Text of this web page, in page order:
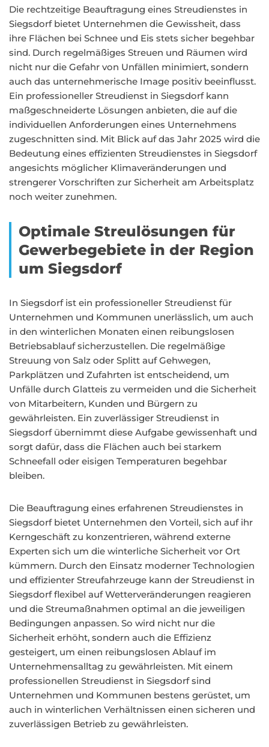
Die rechtzeitige Beauftragung eines Streudienstes in
Siegsdorf bietet Unternehmen die Gewissheit, dass
ihre Flächen bei Schnee und Eis stets sicher begehbar
sind. Durch regelmäßiges Streuen und Räumen wird
nicht nur die Gefahr von Unfällen minimiert, sondern
auch das unternehmerische Image positiv beeinflusst.
Ein professioneller Streudienst in Siegsdorf kann
maßgeschneiderte Lösungen anbieten, die auf die
individuellen Anforderungen eines Unternehmens
zugeschnitten sind. Mit Blick auf das Jahr 2025 wird die
Bedeutung eines effizienten Streudienstes in Siegsdorf
angesichts möglicher Klimaveränderungen und
strengerer Vorschriften zur Sicherheit am Arbeitsplatz
noch weiter zunehmen.
Optimale Streulösungen für
Gewerbegebiete in der Region
um Siegsdorf
In Siegsdorf ist ein professioneller Streudienst für
Unternehmen und Kommunen unerlässlich, um auch
in den winterlichen Monaten einen reibungslosen
Betriebsablauf sicherzustellen. Die regelmäßige
Streuung von Salz oder Splitt auf Gehwegen,
Parkplätzen und Zufahrten ist entscheidend, um
Unfälle durch Glatteis zu vermeiden und die Sicherheit
von Mitarbeitern, Kunden und Bürgern zu
gewährleisten. Ein zuverlässiger Streudienst in
Siegsdorf übernimmt diese Aufgabe gewissenhaft und
sorgt dafür, dass die Flächen auch bei starkem
Schneefall oder eisigen Temperaturen begehbar
bleiben.
Die Beauftragung eines erfahrenen Streudienstes in
Siegsdorf bietet Unternehmen den Vorteil, sich auf ihr
Kerngeschäft zu konzentrieren, während externe
Experten sich um die winterliche Sicherheit vor Ort
kümmern. Durch den Einsatz moderner Technologien
und effizienter Streufahrzeuge kann der Streudienst in
Siegsdorf flexibel auf Wetterveränderungen reagieren
und die Streumaßnahmen optimal an die jeweiligen
Bedingungen anpassen. So wird nicht nur die
Sicherheit erhöht, sondern auch die Effizienz
gesteigert, um einen reibungslosen Ablauf im
Unternehmensalltag zu gewährleisten. Mit einem
professionellen Streudienst in Siegsdorf sind
Unternehmen und Kommunen bestens gerüstet, um
auch in winterlichen Verhältnissen einen sicheren und
zuverlässigen Betrieb zu gewährleisten.